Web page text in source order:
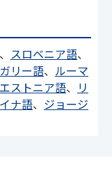
、 スロベニア語、
リー語、 ルーマ
エストニア語、 リ
ナ語、 ジョージ